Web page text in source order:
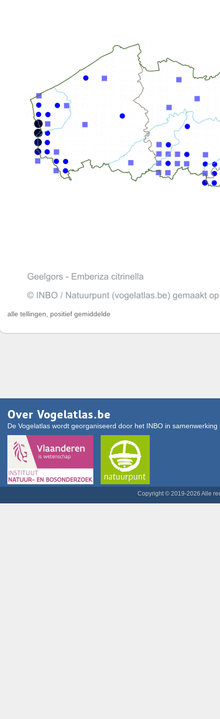
alle tellingen, positief gemiddelde
Over Vogelatlas.be
De Vogelatlas wordt georganiseerd door het INBO in
Copyright © 2019-2026 Alle